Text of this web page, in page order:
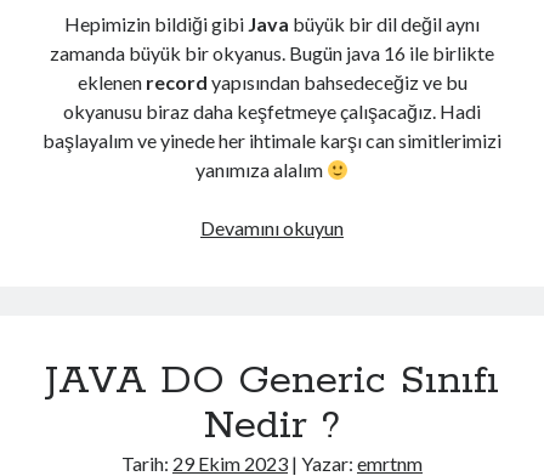
Hepimizin bildiği gibi Java büyük bir dil değil aynı
zamanda büyük bir okyanus. Bugün java 16 ile birlikte
eklenen record yapısından bahsedeceğiz ve bu
okyanusu biraz daha keşfetmeye çalışacağız. Hadi
başlayalım ve yinede her ihtimale karşı can simitlerimizi
yanımıza alalım
Devamını okuyunJava
kullanılır
JAVA DO Generic Sınıfı
Nedir ?
Tarih: 29 Ekim 2023 | Yazar: emrtnm